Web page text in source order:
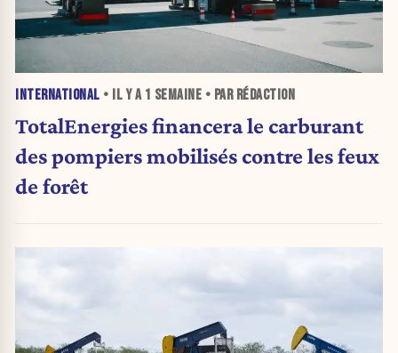
INTERNATIONAL • IL Y A 1 SEMAINE • PAR RÉDACTION
TotalEnergies financera le carburant
des pompiers mobilisés contre les feux
de forêt